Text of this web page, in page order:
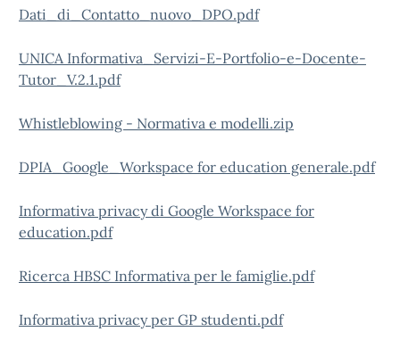
Dati_di_Contatto_nuovo_DPO.pdf
UNICA Informativa_Servizi-E-Portfolio-e-Docente-
Tutor_V.2.1.pdf
Whistleblowing - Normativa e modelli.zip
DPIA_Google_Workspace for education generale.pdf
Informativa privacy di Google Workspace for
education.pdf
Ricerca HBSC Informativa per le famiglie.pdf
Informativa privacy per GP studenti.pdf